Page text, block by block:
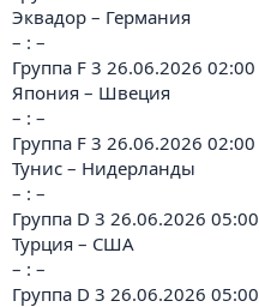
Эквадор – Германия
– : –
Группа F 3 26.06.2026 02:00
Япония – Швеция
– : –
Группа F 3 26.06.2026 02:00
Тунис – Нидерланды
– : –
Группа D 3 26.06.2026 05:00
Турция – США
– : –
Группа D 3 26.06.2026 05:00